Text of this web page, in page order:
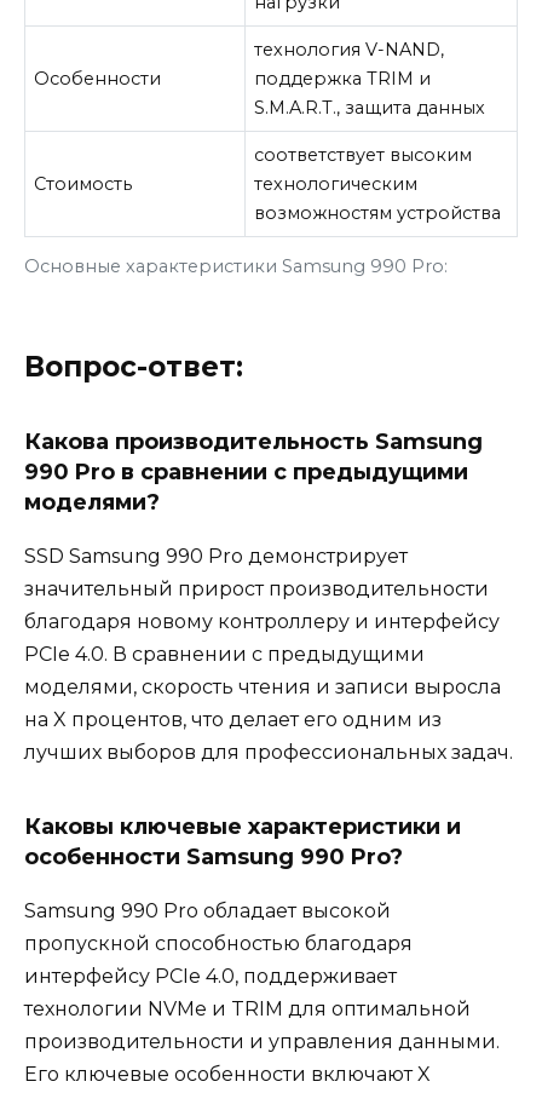
Основные характеристики Samsung 990 Pro:
Особенности
технология V-NAND,
поддержка TRIM и
S.M.A.R.T., защита данных
Стоимость
соответствует высоким
технологическим
возможностям устройства
Вопрос-ответ:
Какова производительность Samsung
990 Pro в сравнении с предыдущими
моделями?
SSD Samsung 990 Pro демонстрирует
значительный прирост производительности
благодаря новому контроллеру и интерфейсу
PCIe 4.0. В сравнении с предыдущими
моделями, скорость чтения и записи выросла
на X процентов, что делает его одним из
лучших выборов для профессиональных задач.
Каковы ключевые характеристики и
особенности Samsung 990 Pro?
Samsung 990 Pro обладает высокой
пропускной способностью благодаря
интерфейсу PCIe 4.0, поддерживает
технологии NVMe и TRIM для оптимальной
производительности и управления данными.
Его ключевые особенности включают X